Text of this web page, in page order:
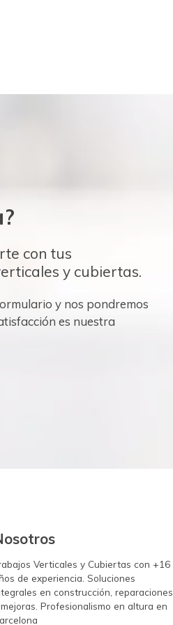
con tus
y cubiertas.
y nos pondremos
es nuestra
Verticales y Cubiertas con +16
de experiencia. Soluciones
en construcción, reparaciones
Profesionalismo en altura en